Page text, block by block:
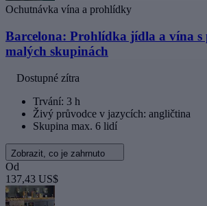
Ochutnávka vína a prohlídky
Barcelona: Prohlídka jídla a vína s
malých skupinách
Dostupné zítra
Trvání: 3 h
Živý průvodce v jazycích: angličtina
Skupina max. 6 lidí
Zobrazit, co je zahrnuto
Od
137,43 US$